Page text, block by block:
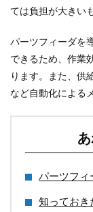
ては負担が大きい
パーツフィーダを
できるため、作業
ります。また、供
など自動化による
パーツフィ
知っておき